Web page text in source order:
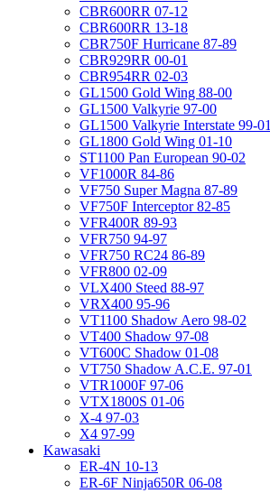
CBR600RR 07-12
CBR600RR 13-18
CBR750F Hurricane 87-89
CBR929RR 00-01
CBR954RR 02-03
GL1500 Gold Wing 88-00
GL1500 Valkyrie 97-00
GL1500 Valkyrie Interstate 99-01
GL1800 Gold Wing 01-10
ST1100 Pan European 90-02
VF1000R 84-86
VF750 Super Magna 87-89
VF750F Interceptor 82-85
VFR400R 89-93
VFR750 94-97
VFR750 RC24 86-89
VFR800 02-09
VLX400 Steed 88-97
VRX400 95-96
VT1100 Shadow Aero 98-02
VT400 Shadow 97-08
VT600C Shadow 01-08
VT750 Shadow A.C.E. 97-01
VTR1000F 97-06
VTX1800S 01-06
X-4 97-03
X4 97-99
Kawasaki
ER-4N 10-13
ER-6F Ninja650R 06-08